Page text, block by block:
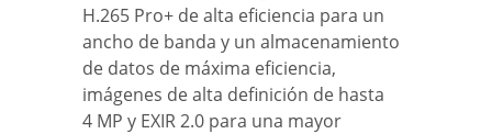
H.265 Pro+ de alta eficiencia para un
ancho de banda y un almacenamiento
de datos de máxima eficiencia,
imágenes de alta definición de hasta
4 MP y EXIR 2.0 para una mayor